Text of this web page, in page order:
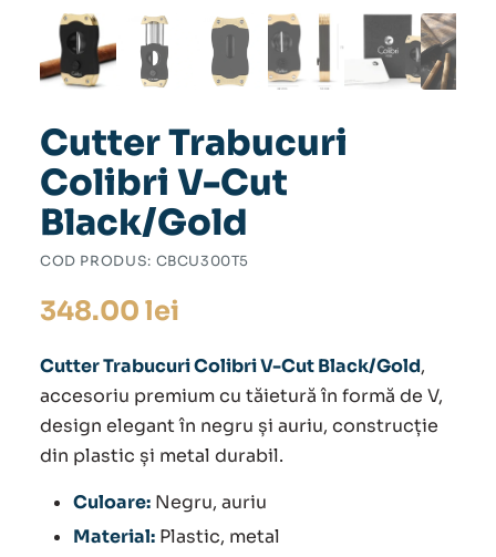
Cutter Trabucuri
Colibri V-Cut
Black/Gold
COD PRODUS: CBCU300T5
348.00 lei
Cutter Trabucuri Colibri V-Cut Black/Gold,
accesoriu premium cu tăietură în formă de V,
design elegant în negru și auriu, construcție
din plastic și metal durabil.
Culoare: Negru, auriu
Material: Plastic, metal